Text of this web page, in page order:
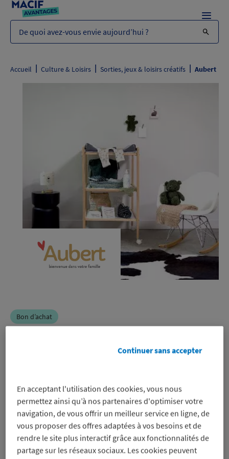
De quoi avez-vous envie aujourd’hui ?
Menu
Accueil | Culture & Loisirs | Sorties, jeux & loisirs créatifs | Aubert
Bon d’achat
sur un bon d’achat pour régler en
ligne et en magasin, même sur les
promos
Voir les conditions
Profitez-en
En acceptant l'utilisation des cookies, vous nous
permettez ainsi qu’à nos partenaires d'optimiser votre
navigation, de vous offrir un meilleur service en ligne, de
vous proposer des offres adaptées à vos besoins et de
rendre le site plus interactif grâce aux fonctionnalités de
partage sur les réseaux sociaux. Les cookies peuvent
Continuer sans accepter